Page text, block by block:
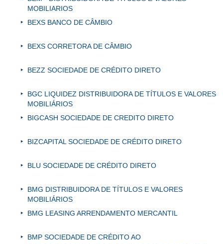
MOBILIARIOS
BEXS BANCO DE CÂMBIO
BEXS CORRETORA DE CÂMBIO
BEZZ SOCIEDADE DE CRÉDITO DIRETO
BGC LIQUIDEZ DISTRIBUIDORA DE TÍTULOS E VALORES
MOBILIÁRIOS
BIGCASH SOCIEDADE DE CREDITO DIRETO
BIZCAPITAL SOCIEDADE DE CRÉDITO DIRETO
BLU SOCIEDADE DE CRÉDITO DIRETO
BMG DISTRIBUIDORA DE TÍTULOS E VALORES
MOBILIÁRIOS
BMG LEASING ARRENDAMENTO MERCANTIL
BMP SOCIEDADE DE CRÉDITO AO